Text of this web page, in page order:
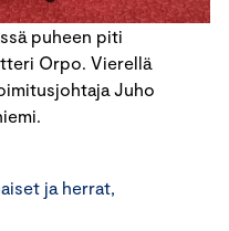
puheen piti
Orpo. Vierellä
Juho
ja herrat,